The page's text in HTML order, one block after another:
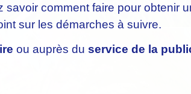
savoir comment faire pour obtenir
sur les démarches à suivre.
ou auprès du service de la